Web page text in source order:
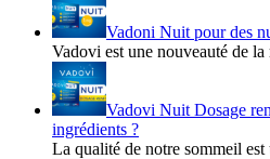
Vadoni Nuit pour des
Vadovi est une nouveauté de
Vadovi Nuit Dosage
ingrédients ?
La qualité de notre sommeil